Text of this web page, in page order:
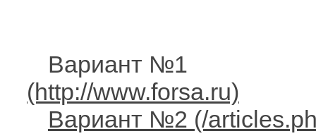
Вариант №1
Вариант №2